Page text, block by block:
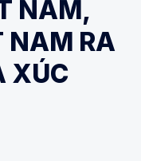
NAM,
NAM RA
XÚC